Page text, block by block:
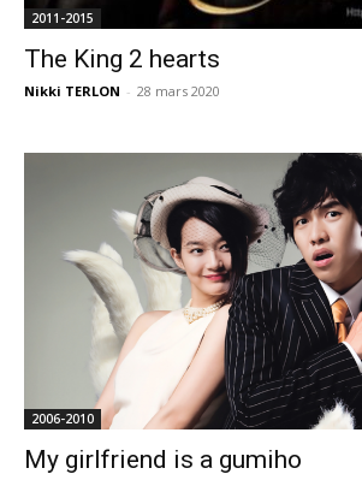
2011-2015
The King 2 hearts
Nikki TERLON - 28 mars 2020
2006-2010
My girlfriend is a gumiho